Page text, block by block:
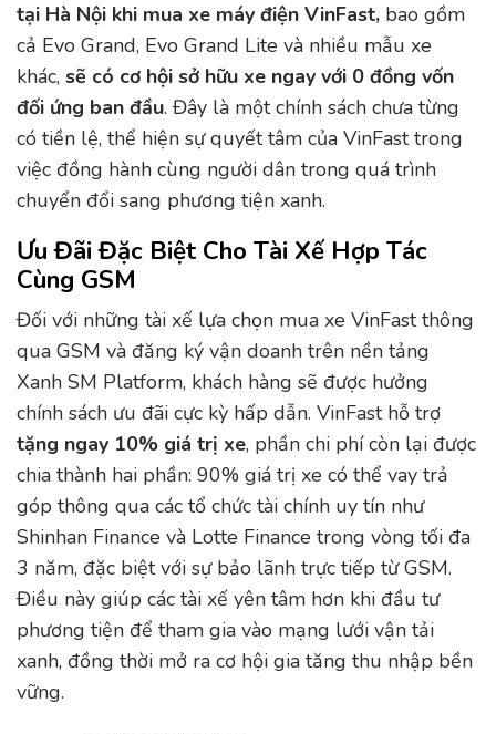
tại Hà Nội khi mua xe máy điện VinFast, bao gồm
cả Evo Grand, Evo Grand Lite và nhiều mẫu xe
khác, sẽ có cơ hội sở hữu xe ngay với 0 đồng vốn
đối ứng ban đầu. Đây là một chính sách chưa từng
có tiền lệ, thể hiện sự quyết tâm của VinFast trong
việc đồng hành cùng người dân trong quá trình
chuyển đổi sang phương tiện xanh.
Ưu Đãi Đặc Biệt Cho Tài Xế Hợp Tác
Cùng GSM
Đối với những tài xế lựa chọn mua xe VinFast thông
qua GSM và đăng ký vận doanh trên nền tảng
Xanh SM Platform, khách hàng sẽ được hưởng
chính sách ưu đãi cực kỳ hấp dẫn. VinFast hỗ trợ
tặng ngay 10% giá trị xe, phần chi phí còn lại được
chia thành hai phần: 90% giá trị xe có thể vay trả
góp thông qua các tổ chức tài chính uy tín như
Shinhan Finance và Lotte Finance trong vòng tối đa
3 năm, đặc biệt với sự bảo lãnh trực tiếp từ GSM.
Điều này giúp các tài xế yên tâm hơn khi đầu tư
phương tiện để tham gia vào mạng lưới vận tải
xanh, đồng thời mở ra cơ hội gia tăng thu nhập bền
vững.